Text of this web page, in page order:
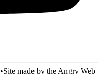
•Site made by the Angry Web